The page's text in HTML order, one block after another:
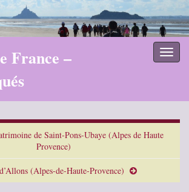
France –
de Saint-Pons-Ubaye (Alpes de Haute
Provence)
(Alpes-de-Haute-Provence)